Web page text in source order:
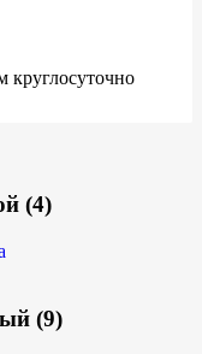
круглосуточно
(4)
(9)